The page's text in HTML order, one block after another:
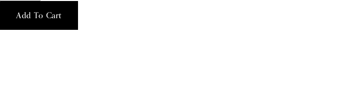
Add To Cart